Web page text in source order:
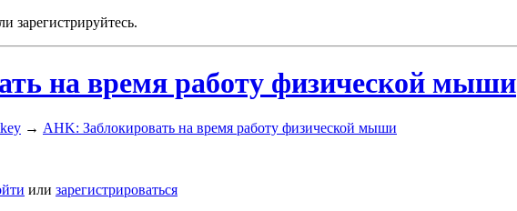
зарегистрируйтесь.
на время работу физической мыши
→ AHK: Заблокировать на время работу физической мыши
или зарегистрироваться